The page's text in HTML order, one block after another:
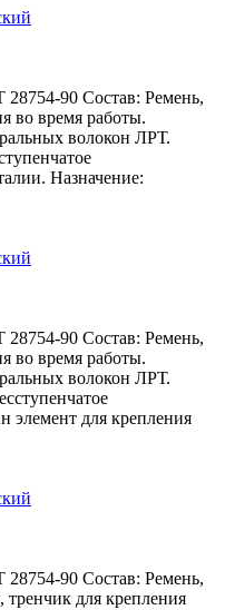
90 Состав: Ремень,
во время работы.
волокон ЛРТ.
Назначение:
90 Состав: Ремень,
во время работы.
волокон ЛРТ.
элемент для крепления
90 Состав: Ремень,
тренчик для крепления